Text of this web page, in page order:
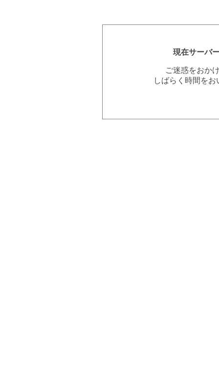
現在サーバ
ご迷惑をおか
しばらく時間を